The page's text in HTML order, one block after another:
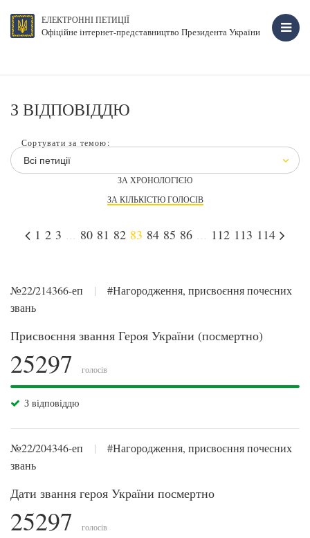
ЕЛЕКТРОННІ ПЕТИЦІЇ
Офіційне інтернет-представництво Президента України
З ВІДПОВІДДЮ
Сортувати за темою:
Всі петиції
ЗА ХРОНОЛОГІЄЮ
ЗА КІЛЬКІСТЮ ГОЛОСІВ
1 2 3 80 81 82 83 84 85 86 112 113 114
№22/214366-еп |
#Нагородження, присвоєння почесних
звань
Присвоєння звання Героя України (посмертно)
25297 голосів
З відповіддю
№22/204346-еп |
#Нагородження, присвоєння почесних
звань
Дати звання героя України посмертно
25297 голосів